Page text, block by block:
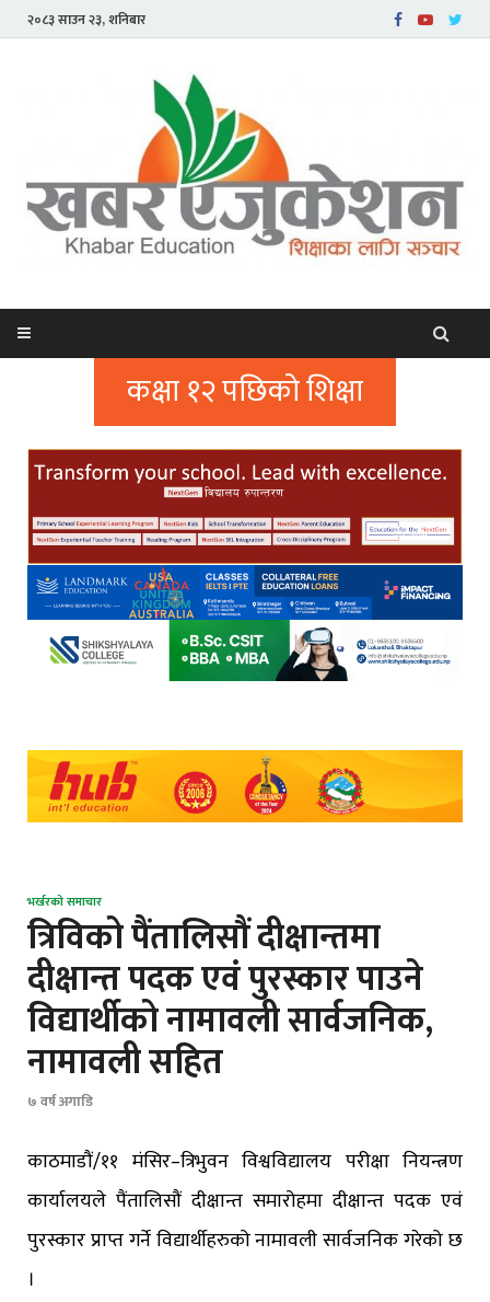
२०८३ साउन २३, शनिबार
कक्षा १२ पछिको शिक्षा
भर्खरको समाचार
त्रिविको पैंतालिसौं दीक्षान्तमा
दीक्षान्त पदक एवं पुरस्कार पाउने
विद्यार्थीको नामावली सार्वजनिक,
नामावली सहित
७ वर्ष अगाडि
काठमाडौं/११ मंसिर–त्रिभुवन विश्वविद्यालय परीक्षा नियन्त्रण
कार्यालयले पैंतालिसौं दीक्षान्त समारोहमा दीक्षान्त पदक एवं
पुरस्कार प्राप्त गर्ने विद्यार्थीहरुको नामावली सार्वजनिक गरेको छ
।